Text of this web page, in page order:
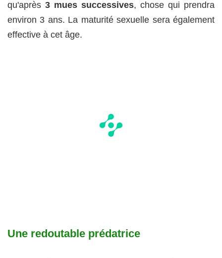
qu'après 3 mues successives, chose qui prendra
environ 3 ans. La maturité sexuelle sera également
effective à cet âge.
Une redoutable prédatrice